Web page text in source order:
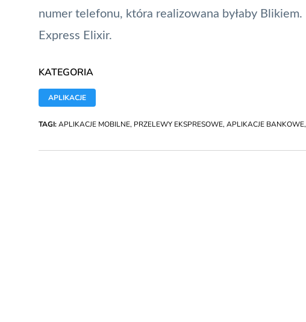
numer telefonu, która realizowana byłaby Blikiem.
Express Elixir.
KATEGORIA
APLIKACJE
TAGI:APLIKACJE MOBILNE, PRZELEWY EKSPRESOWE, APLIKACJE BANKOWE,